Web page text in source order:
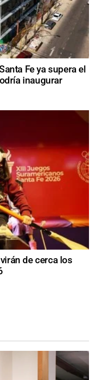
Fe ya supera el
inaugurar
de cerca los